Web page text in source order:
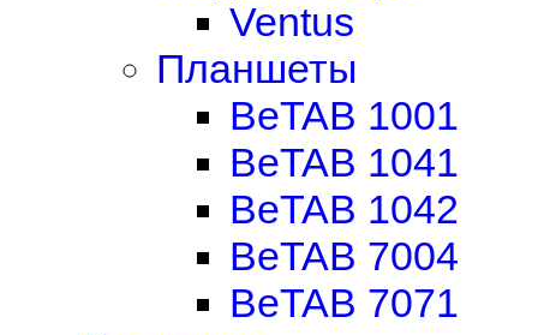
Ventus
Планшеты
BeTAB 1001
BeTAB 1041
BeTAB 1042
BeTAB 7004
BeTAB 7071